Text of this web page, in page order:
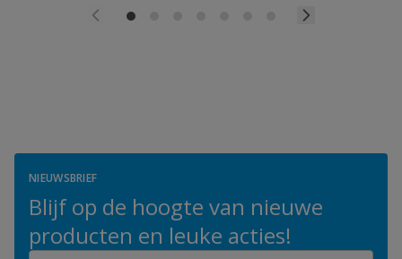
NIEUWSBRIEF
Blijf op de hoogte van nieuwe
producten en leuke acties!